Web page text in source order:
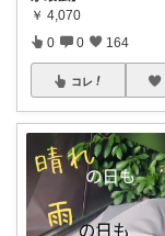
￥ 4,070
0 0 164
コレ